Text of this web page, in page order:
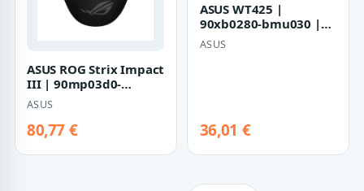
ASUS ROG Strix Impact
III | 90mp03d0-
bmua00 | Maus -
optisch
ASUS
80,77 €
ASUS WT425 |
90xb0280-bmu030 |
Maus - Für
Rechtshänder
ASUS
36,01 €